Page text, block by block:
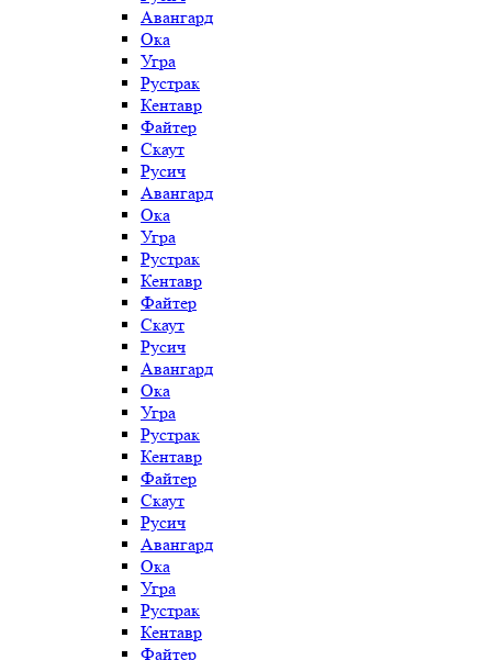
Авангард
Ока
Угра
Рустрак
Кентавр
Файтер
Скаут
Русич
Авангард
Ока
Угра
Рустрак
Кентавр
Файтер
Скаут
Русич
Авангард
Ока
Угра
Рустрак
Кентавр
Файтер
Скаут
Русич
Авангард
Ока
Угра
Рустрак
Кентавр
Файтер